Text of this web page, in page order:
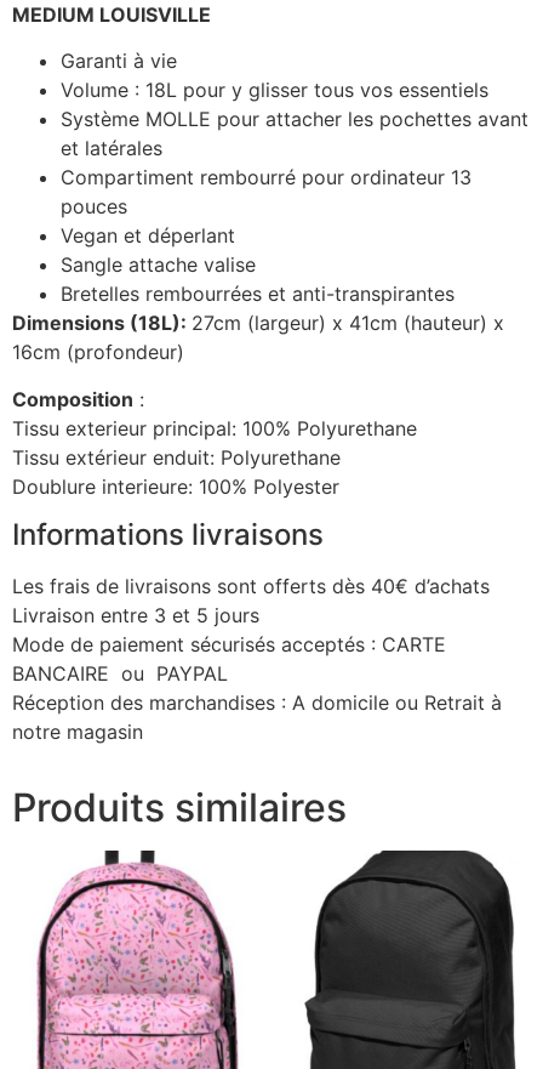
MEDIUM LOUISVILLE
Garanti à vie
Volume : 18L pour y glisser tous vos essentiels
Système MOLLE pour attacher les pochettes avant
et latérales
Compartiment rembourré pour ordinateur 13
pouces
Vegan et déperlant
Sangle attache valise
Bretelles rembourrées et anti-transpirantes
Dimensions (18L): 27cm (largeur) x 41cm (hauteur) x
16cm (profondeur)
Composition :
Tissu exterieur principal: 100% Polyurethane
Tissu extérieur enduit: Polyurethane
Doublure interieure: 100% Polyester
Informations livraisons
Les frais de livraisons sont offerts dès 40€ d’achats
Livraison entre 3 et 5 jours
Mode de paiement sécurisés acceptés : CARTE
BANCAIRE ou PAYPAL
Réception des marchandises : A domicile ou Retrait à
notre magasin
Produits similaires